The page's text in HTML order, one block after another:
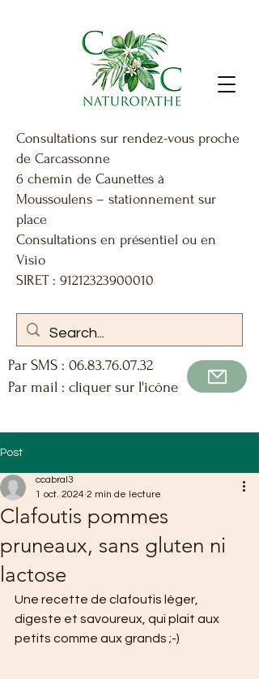
Par SMS : 06.83.76.07.32
Par mail : cliquer sur l'icône
Consultations sur rendez-vous proche
de Carcassonne
6 chemin de Caunettes à
Moussoulens – stationnement sur
place
Consultations en présentiel ou en
Visio
SIRET : 91212323900010
Post
Clafoutis pommes
pruneaux, sans gluten ni
lactose
ccabral3
1 oct. 2024 2 min de lecture
Une recette de clafoutis léger,
digeste et savoureux, qui plait aux
petits comme aux grands ;-)